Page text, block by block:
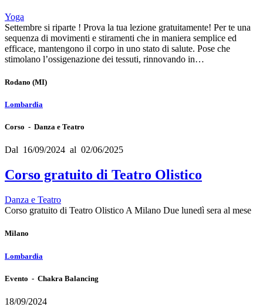
Yoga
Settembre si riparte ! Prova la tua lezione gratuitamente! Per te una
sequenza di movimenti e stiramenti che in maniera semplice ed
efficace, mantengono il corpo in uno stato di salute. Pose che
stimolano l’ossigenazione dei tessuti, rinnovando in…
Rodano (MI)
Lombardia
Corso - Danza e Teatro
Dal 16/09/2024 al 02/06/2025
Corso gratuito di Teatro Olistico
Danza e Teatro
Corso gratuito di Teatro Olistico A Milano Due lunedì sera al mese
Milano
Lombardia
Evento - Chakra Balancing
18/09/2024